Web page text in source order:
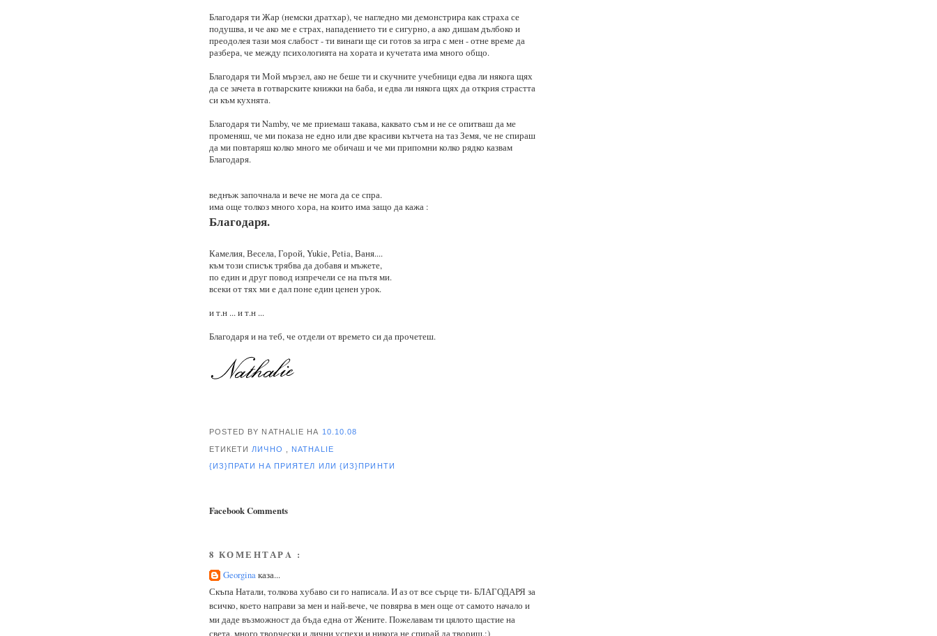
Благодаря ти Жар (немски дратхар), че нагледно ми демонстрира как страха се
подушва, и че ако ме е страх, нападението ти е сигурно, а ако дишам дълбоко и
преодолея тази моя слабост - ти винаги ще си готов за игра с мен - отне време да
разбера, че между психологията на хората и кучетата има много общо.
Благодаря ти Мой мързел, ако не беше ти и скучните учебници едва ли някога щях
да се зачета в готварските книжки на баба, и едва ли някога щях да открия страстта
си към кухнята.
Благодаря ти Namby, че ме приемаш такава, каквато съм и не се опитваш да ме
променяш, че ми показа не едно или две красиви кътчета на таз Земя, че не спираш
да ми повтаряш колко много ме обичаш и че ми припомни колко рядко казвам
Благодаря.
веднъж започнала и вече не мога да се спра.
има още толкоз много хора, на които има защо да кажа :
Благодаря.
Камелия, Весела, Горой, Yukie, Petia, Ваня....
към този списък трябва да добавя и мъжете,
по един и друг повод изпречели се на пътя ми.
всеки от тях ми е дал поне един ценен урок.
и т.н ... и т.н ...
Благодаря и на теб, че отдели от времето си да прочетеш.
POSTED BY NATHALIE НА 10.10.08
ЕТИКЕТИ ЛИЧНО NATHALIE
{ИЗ}ПРАТИ НА ПРИЯТЕЛ ИЛИ {ИЗ}ПРИНТИ
Facebook Comments
8 КОМЕНТАРA :
Georginaказа...
Скъпа Натали, толкова хубаво си го написала. И аз от все сърце ти- БЛАГОДАРЯ за
всичко, което направи за мен и най-вече, че повярва в мен още от самото начало и
ми даде възможност да бъда една от Жените. Пожелавам ти цялото щастие на